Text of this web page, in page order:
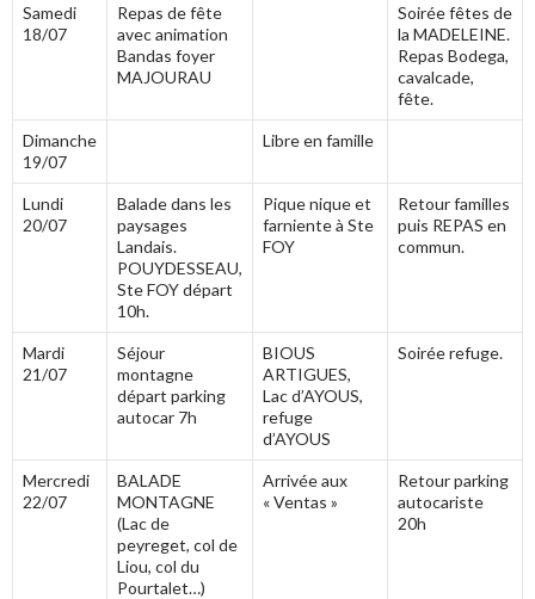
Samedi
18/07
Repas de fête
avec animation
Bandas foyer
MAJOURAU
Soirée fêtes de
la MADELEINE.
Repas Bodega,
cavalcade,
fête.
Dimanche
19/07
Libre en famille
Lundi
20/07
Balade dans les
paysages
Landais.
POUYDESSEAU,
Ste FOY départ
10h.
Pique nique et
farniente à Ste
FOY
Retour familles
puis REPAS en
commun.
Mardi
21/07
Séjour
montagne
départ parking
autocar 7h
BIOUS
ARTIGUES,
Lac d’AYOUS,
refuge
d’AYOUS
Soirée refuge.
Mercredi
22/07
BALADE
MONTAGNE
(Lac de
peyreget, col de
Liou, col du
Pourtalet…)
Arrivée aux
« Ventas »
Retour parking
autocariste
20h